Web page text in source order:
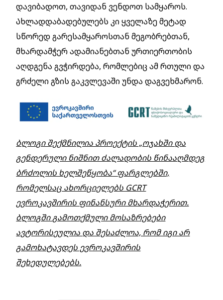
დავიბადოთ, თავიდან ვენდოთ სამყაროს.
Ახლადდაბადებულებს კი ყველაზე მეტად
სწორედ გარესამყაროსთან მეგობრებთან,
მხარდამჭერ ადამიანებთან ურთიერთობის
აღდგენა გვჭირდება, რომლებიც ამ რთული და
გრძელი გზის გაკვლევაში უნდა დაგვეხმარონ.
ბლოგი შექმნილია პროექტის „ოჯახში და
გენდერული ნიშნით ძალადობის წინააღმდეგ
ბრძოლის ხელშეწყობა“ ფარგლებში,
რომელსაც ახორციელებს GCRT
ევროკავშირის ფინანსური მხარდაჭერით.
ბლოგში გამოთქმული მოსაზრებები
ავტორისეულია და შესაძლოა, რომ იგი არ
გამოხატავდეს ევროკავშირის
შეხედულებებს.